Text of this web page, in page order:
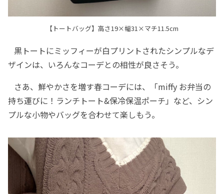
【トートバッグ】高さ19×幅31×マチ11.5cm
黒トートにミッフィーが白プリントされたシンプルなデ
ザインは、いろんなコーデとの相性が良さそう。
さあ、鮮やかさを増す春コーデには、「miffy お弁当の
持ち運びに！ランチトート&保冷保温ポーチ」など、シン
プルな小物やバッグを合わせて楽しもう。